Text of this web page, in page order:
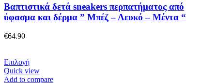
παραλλαγές.
επιλογές
σελίδα
του
Βαπτιστικά δετά sneakers περπατήματος από
ύφασμα και δέρμα ” Μπέζ – Λευκό – Μέντα “
€64.90
ΕπιλογήΑυτό
το
προϊόν
Quick view
Add to compare